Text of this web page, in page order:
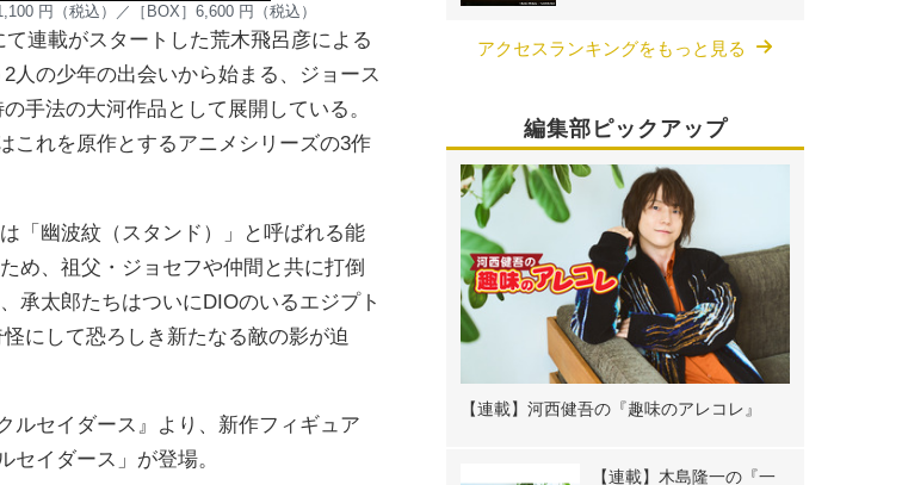
円（税込）／［BOX］6,600 円（税込）
連載がスタートした荒木飛呂彦による
人の少年の出会いから始まる、ジョース
手法の大河作品として展開している。
これを原作とするアニメシリーズの3作
「幽波紋（スタンド）」と呼ばれる能
め、祖父・ジョセフや仲間と共に打倒
承太郎たちはついにDIOのいるエジプト
にして恐ろしき新たなる敵の影が迫
ルセイダース』より、新作フィギュア
セイダース」が登場。
アクセスランキングをもっと見る
編集部ピックアップ
【連載】河西健吾の『趣味のアレコレ』
【連載】木島隆一の『一